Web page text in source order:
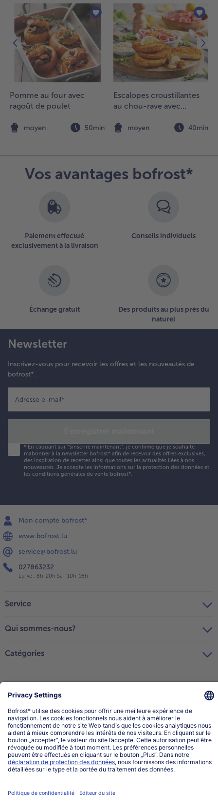
les
servir
Pomme au four avec
ragoût de poulet
moyen 50min
Escalopes croustillantes
au chou-rave avec
tomates
moyen 40min
Vos avantages bofrost*
Paiement effectué
exclusivement à la livraison
Conseils individuels
Échange gratuit
Des produits au plus près du
naturel
Newsletter
Inscrivez-vous pour recevoir les offres et les nouveautés de
bofrost*.
Adresse e-mail*
* En cliquant sur "Sinscrire maintenant", je confirme que je souhaite
mabonner à la newsletter bofrost* afin de recevoir des offres exclusives,
des inspiration de recettes ainsi que toutes les actualités liées à nos
nouveautés. Je accepte les informations sur la protection des données et
les conditions générales de vente bofrost*.
Mon compte bofrost*
www.bofrost.lu
service@bofrost.lu
027863232
Lu-ve : 8h-20h Sa : 10h-16h
Service
Qui sommes-nous?
Catégories